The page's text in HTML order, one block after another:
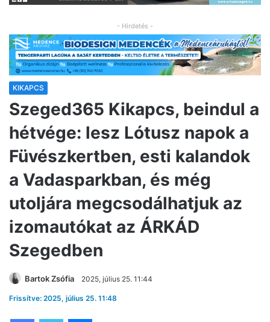
- Hirdetés -
KIKAPCS
Szeged365 Kikapcs, beindul a
hétvége: lesz Lótusz napok a
Füvészkertben, esti kalandok
a Vadasparkban, és még
utoljára megcsodálhatjuk az
izomautókat az ÁRKÁD
Szegedben
Bartok Zsófia 2025, július 25. 11:44
Frissítve: 2025, július 25. 11:48